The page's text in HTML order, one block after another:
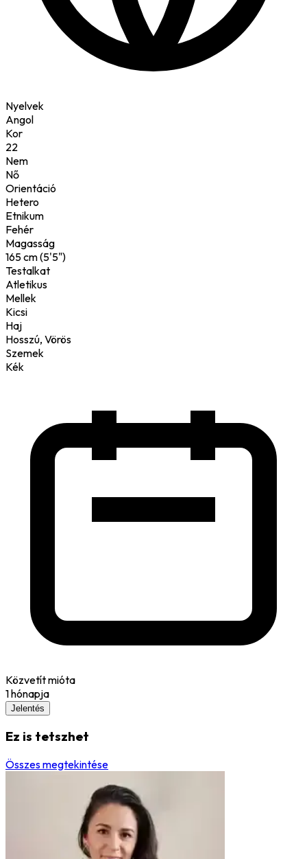
Nyelvek
Angol
Kor
22
Nem
Nő
Orientáció
Hetero
Etnikum
Fehér
Magasság
165 cm (5'5")
Testalkat
Atletikus
Mellek
Kicsi
Haj
Hosszú, Vörös
Szemek
Kék
Közvetít mióta
1 hónapja
Jelentés
Ez is tetszhet
Összes megtekintése